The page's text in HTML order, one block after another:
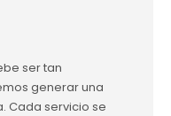
ser tan
generar una
Cada servicio se